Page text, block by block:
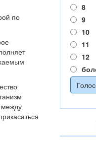
по
между
8
9
10
11
12